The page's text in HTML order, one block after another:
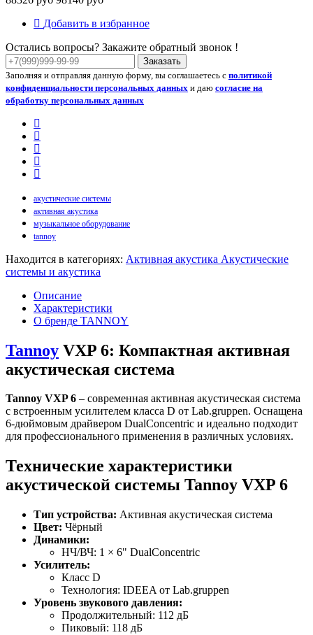
Добавить в избранное
Остались вопросы? Закажите обратный звонок !
Заказать
Заполняя и отправляя данную форму, вы соглашаетесь с политикой
конфиденциальности персональных данных и даю согласие на
обработку персональных данных
акустические системы
активная акустика
музыкальное оборудование
tannoy
Находится в категориях: Активная акустика Акустические
системы и акустика
Описание
Характеристики
О бренде TANNOY
Tannoy VXP 6: Компактная активная
акустическая система
Tannoy VXP 6 – современная активная акустическая система
с встроенным усилителем класса D от Lab.gruppen. Оснащена
6-дюймовым драйвером DualConcentric и идеально подходит
для профессионального применения в различных условиях.
Технические характеристики
акустической системы Tannoy VXP 6
Тип устройства: Активная акустическая система
Цвет: Чёрный
Динамики:
НЧ/ВЧ: 1 × 6" DualConcentric
Усилитель:
Класс D
Технология: IDEEA от Lab.gruppen
Уровень звукового давления:
Продолжительный: 112 дБ
Пиковый: 118 дБ